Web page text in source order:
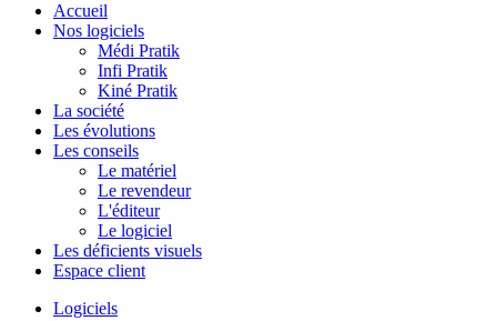
Accueil
Nos logiciels
Médi Pratik
Infi Pratik
Kiné Pratik
La société
Les évolutions
Les conseils
Le matériel
Le revendeur
L'éditeur
Le logiciel
Les déficients visuels
Espace client
Logiciels